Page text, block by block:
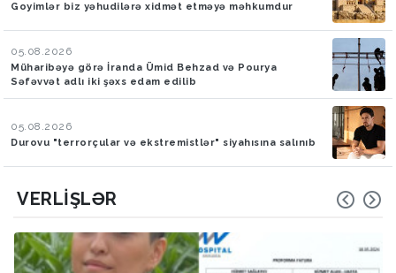
Goyimlər biz yəhudilərə xidmət etməyə məhkumdur
05.08.2026
Müharibəyə görə İranda Ümid Behzad və Pourya
Səfəvvət adlı iki şəxs edam edilib
05.08.2026
Durovu "terrorçular və ekstremistlər" siyahısına salınıb
VERLIŞLƏR